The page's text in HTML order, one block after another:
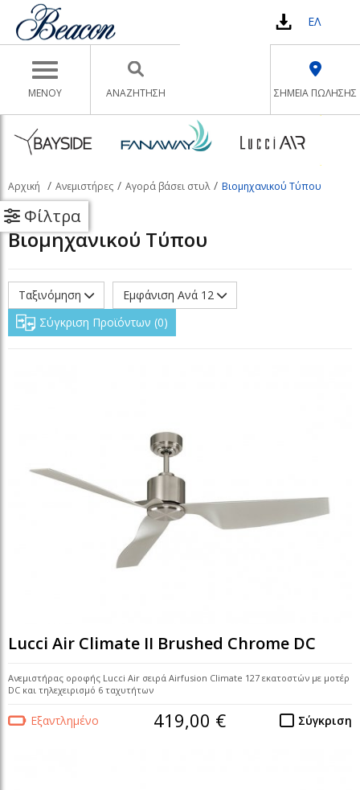
Toggle navigation
ΜΕΝΟΥ
ΕΛ
ΣΗΜΕΙΑ ΠΩΛΗΣΗΣ
ΑΝΑΖΉΤΗΣΗ
Αρχική Ανεμιστήρες Αγορά βάσει στυλ Βιομηχανικού Τύπου
Φίλτρα
Βιομηχανικού Τύπου
Ταξινόμηση
Εμφάνιση Ανά 12
Σύγκριση Προϊόντων 0
Lucci Air Climate II Brushed Chrome DC
Ανεμιστήρας οροφής Lucci Air σειρά Airfusion Climate 127 εκατοστών με μοτέρ
DC και τηλεχειρισμό 6 ταχυτήτων
Εξαντλημένο Σύγκριση
419,00 €